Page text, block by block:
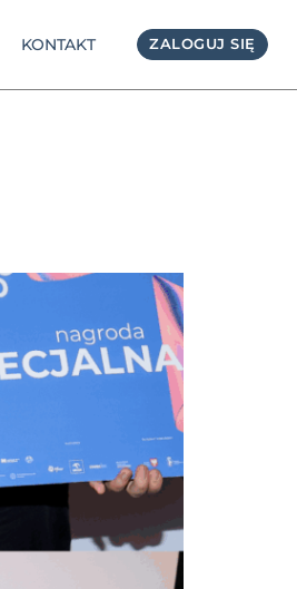
KONTAKT ZALOGUJ SIĘ